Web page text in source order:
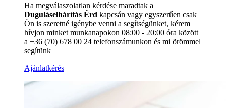
Ha megválaszolatlan kérdése maradtak a
Duguláselhárítás Érd kapcsán vagy egyszerűen csak
Ön is szeretné igénybe venni a segítségünket, kérem
hívjon minket munkanapokon 08:00 - 20:00 óra között
a +36 (70) 678 00 24 telefonszámunkon és mi örömmel
segítünk
Ajánlatkérés